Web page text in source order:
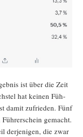
ist über die Zeit
hat kei­nen Füh­
damit zufrie­den. Fünf
gemacht.
der­je­ni­gen, die zwar